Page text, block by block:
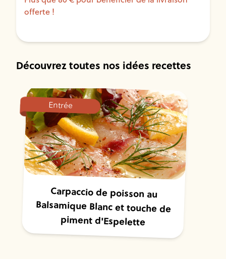
offerte !
Découvrez toutes nos idées recettes
Entrée
Carpaccio de poisson au
Balsamique Blanc et touche de
piment d'Espelette